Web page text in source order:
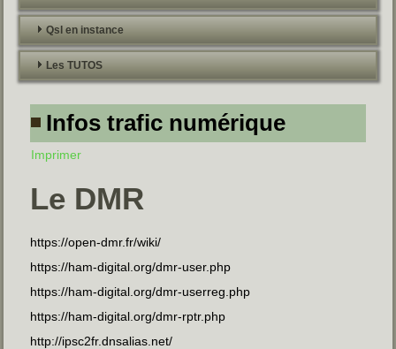
Qsl en instance
Les TUTOS
Infos trafic numérique
Imprimer
Le DMR
https://open-dmr.fr/wiki/
https://ham-digital.org/dmr-user.php
https://ham-digital.org/dmr-userreg.php
https://ham-digital.org/dmr-rptr.php
http://ipsc2fr.dnsalias.net/